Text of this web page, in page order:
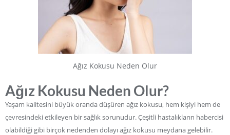
Ağız Kokusu Neden Olur
Ağız Kokusu Neden Olur?
Yaşam kalitesini büyük oranda düşüren ağız kokusu, hem kişiyi hem de
çevresindeki etkileyen bir sağlık sorunudur. Çeşitli hastalıkların habercisi
olabildiği gibi birçok nedenden dolayı ağız kokusu meydana gelebilir.